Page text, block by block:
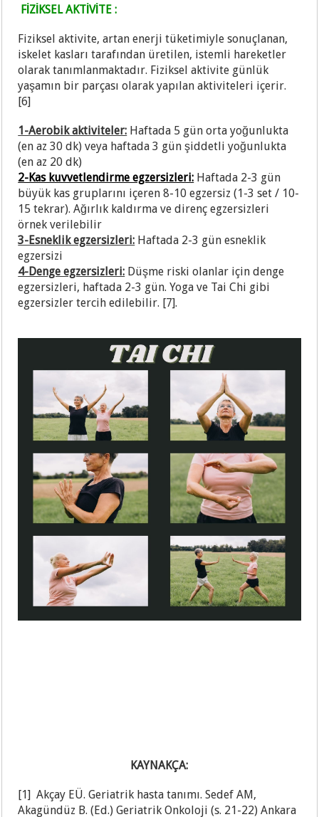
FİZİKSEL AKTİVİTE :
Fiziksel aktivite, artan enerji tüketimiyle sonuçlanan,
iskelet kasları tarafından üretilen, istemli hareketler
olarak tanımlanmaktadır. Fiziksel aktivite günlük
yaşamın bir parçası olarak yapılan aktiviteleri içerir.
[6]
1-Aerobik aktiviteler: Haftada 5 gün orta yoğunlukta
(en az 30 dk) veya haftada 3 gün şiddetli yoğunlukta
(en az 20 dk)
2-Kas kuvvetlendirme egzersizleri: Haftada 2-3 gün
büyük kas gruplarını içeren 8-10 egzersiz (1-3 set / 10-
15 tekrar). Ağırlık kaldırma ve direnç egzersizleri
örnek verilebilir
3-Esneklik egzersizleri: Haftada 2-3 gün esneklik
egzersizi
4-Denge egzersizleri: Düşme riski olanlar için denge
egzersizleri, haftada 2-3 gün. Yoga ve Tai Chi gibi
egzersizler tercih edilebilir. [7].
KAYNAKÇA:
[1] Akçay EÜ. Geriatrik hasta tanımı. Sedef AM,
Akagündüz B. (Ed.) Geriatrik Onkoloji (s. 21-22) Ankara